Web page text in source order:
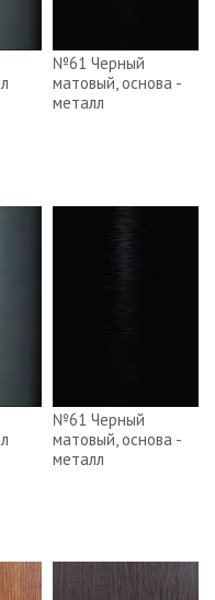
№61 Черный
матовый, основа -
металл
№61 Черный
матовый, основа -
металл